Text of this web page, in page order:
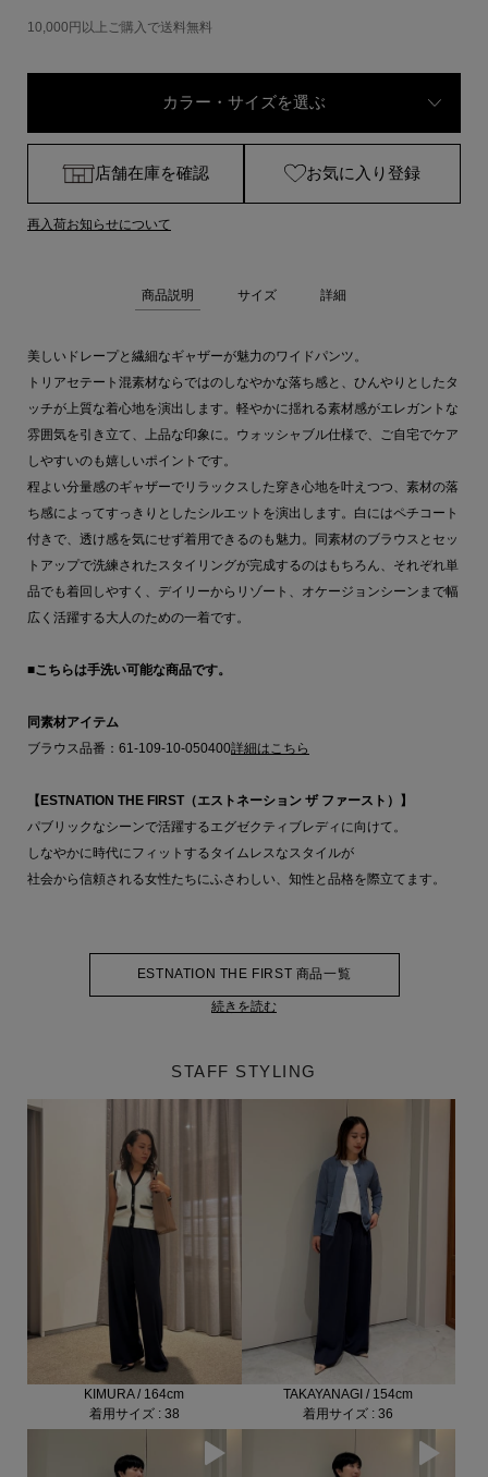
10,000円以上ご購入で送料無料
カラー・サイズを選ぶ
店舗在庫を確認 お気に入り登録
再入荷お知らせについて
商品説明 サイズ 詳細
美しいドレープと繊細なギャザーが魅力のワイドパンツ。
トリアセテート混素材ならではのしなやかな落ち感と、ひんやりとしたタ
ッチが上質な着心地を演出します。軽やかに揺れる素材感がエレガントな
雰囲気を引き立て、上品な印象に。ウォッシャブル仕様で、ご自宅でケア
しやすいのも嬉しいポイントです。
程よい分量感のギャザーでリラックスした穿き心地を叶えつつ、素材の落
ち感によってすっきりとしたシルエットを演出します。白にはペチコート
付きで、透け感を気にせず着用できるのも魅力。同素材のブラウスとセッ
トアップで洗練されたスタイリングが完成するのはもちろん、それぞれ単
品でも着回しやすく、デイリーからリゾート、オケージョンシーンまで幅
広く活躍する大人のための一着です。
■こちらは手洗い可能な商品です。
同素材アイテム
ブラウス品番：61-109-10-050400詳細はこちら
【ESTNATION THE FIRST（エストネーション ザ ファースト）】
パブリックなシーンで活躍するエグゼクティブレディに向けて。
しなやかに時代にフィットするタイムレスなスタイルが
社会から信頼される女性たちにふさわしい、知性と品格を際立てます。
ESTNATION THE FIRST 商品一覧
続きを読む
STAFF STYLING
KIMURA / 164cm
着用サイズ : 38
TAKAYANAGI / 154cm
着用サイズ : 36